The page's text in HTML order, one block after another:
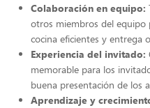
Colaboración en equipo:
otros miembros del equipo
cocina eficientes y entrega
Experiencia del invitado:
memorable para los
buena presentación de los
Aprendizaje y